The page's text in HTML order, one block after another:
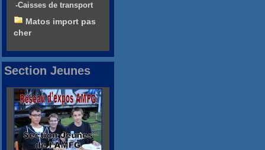
-Caisses de transport
Matos import pas
cher
Section Jeunes